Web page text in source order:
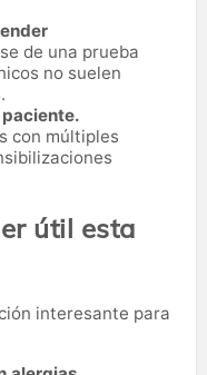
de una prueba
no suelen
con múltiples
útil esta
interesante para